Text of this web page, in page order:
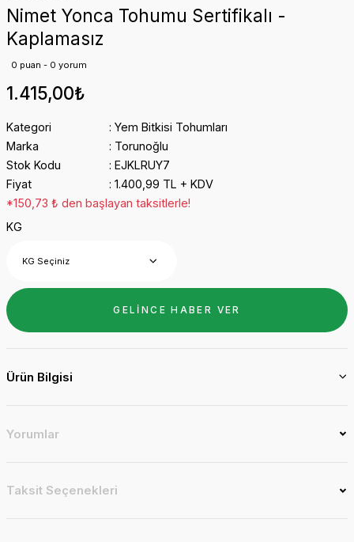
Nimet Yonca Tohumu Sertifikalı -
Kaplamasız
0 puan - 0 yorum
1.415,00₺
Kategori
Yem Bitkisi Tohumları
Marka
Torunoğlu
Stok Kodu
EJKLRUY7
Fiyat
1.400,99 TL + KDV
*150,73 ₺ den başlayan taksitlerle!
KG
GELİNCE HABER VER
Ürün Bilgisi
Yorumlar
Taksit Seçenekleri